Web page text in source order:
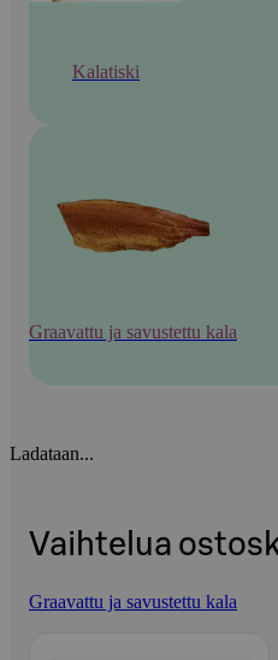
Kalatiski
Graavattu ja savustettu kala
Ladataan...
Vaihtelua
Graavattu ja savustettu kala